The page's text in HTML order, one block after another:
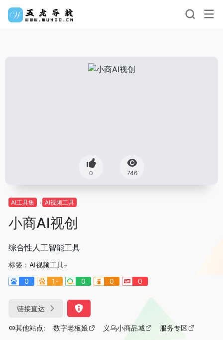
0 746
AI工具集 AI视频工具
小商AI视创
综合性人工智能工具
标签： AI视频工具
0
1- 0 0 0
链接直达
其他站点: 数字老板娘 义乌小商品城 服务专区